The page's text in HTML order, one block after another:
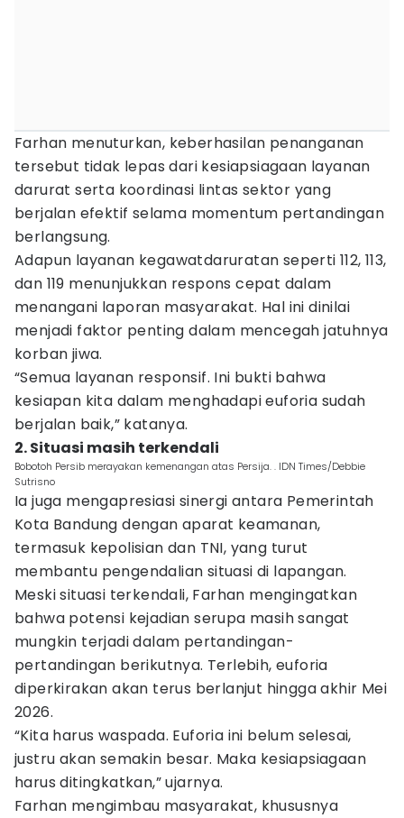
Farhan menuturkan, keberhasilan penanganan
tersebut tidak lepas dari kesiapsiagaan layanan
darurat serta koordinasi lintas sektor yang
berjalan efektif selama momentum pertandingan
berlangsung.
Adapun layanan kegawatdaruratan seperti 112, 113,
dan 119 menunjukkan respons cepat dalam
menangani laporan masyarakat. Hal ini dinilai
menjadi faktor penting dalam mencegah jatuhnya
korban jiwa.
“Semua layanan responsif. Ini bukti bahwa
kesiapan kita dalam menghadapi euforia sudah
berjalan baik,” katanya.
2. Situasi masih terkendali
Bobotoh Persib merayakan kemenangan atas Persija. . IDN Times/Debbie
Sutrisno
Ia juga mengapresiasi sinergi antara Pemerintah
Kota Bandung dengan aparat keamanan,
termasuk kepolisian dan TNI, yang turut
membantu pengendalian situasi di lapangan.
Meski situasi terkendali, Farhan mengingatkan
bahwa potensi kejadian serupa masih sangat
mungkin terjadi dalam pertandingan-
pertandingan berikutnya. Terlebih, euforia
diperkirakan akan terus berlanjut hingga akhir Mei
2026.
“Kita harus waspada. Euforia ini belum selesai,
justru akan semakin besar. Maka kesiapsiagaan
harus ditingkatkan,” ujarnya.
Farhan mengimbau masyarakat, khususnya